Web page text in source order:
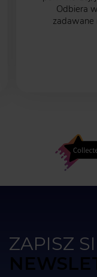
Odbiera
zadawane
50%
ZAPISZ